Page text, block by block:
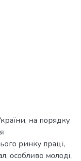
на порядку
ринку праці,
особливо молоді,